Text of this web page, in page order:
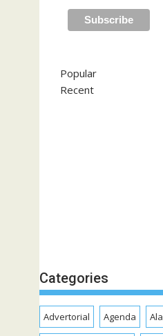
Popular
Recent
Categories
Advertorial Agenda